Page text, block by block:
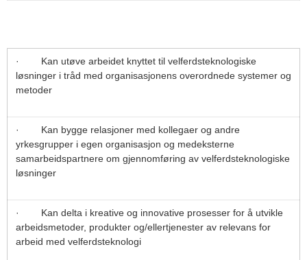
· Kan utøve arbeidet knyttet til velferdsteknologiske
løsninger i tråd med organisasjonens overordnede systemer og
metoder
· Kan bygge relasjoner med kollegaer og andre
yrkesgrupper i egen organisasjon og medeksterne
samarbeidspartnere om gjennomføring av velferdsteknologiske
løsninger
· Kan delta i kreative og innovative prosesser for å utvikle
arbeidsmetoder, produkter og/ellertjenester av relevans for
arbeid med velferdsteknologi